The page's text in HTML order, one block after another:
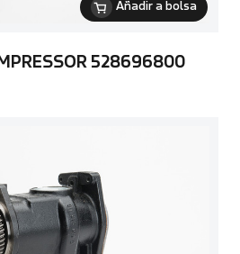
Añadir a bolsa
528696800